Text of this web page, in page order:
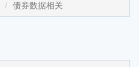
债券数据相关